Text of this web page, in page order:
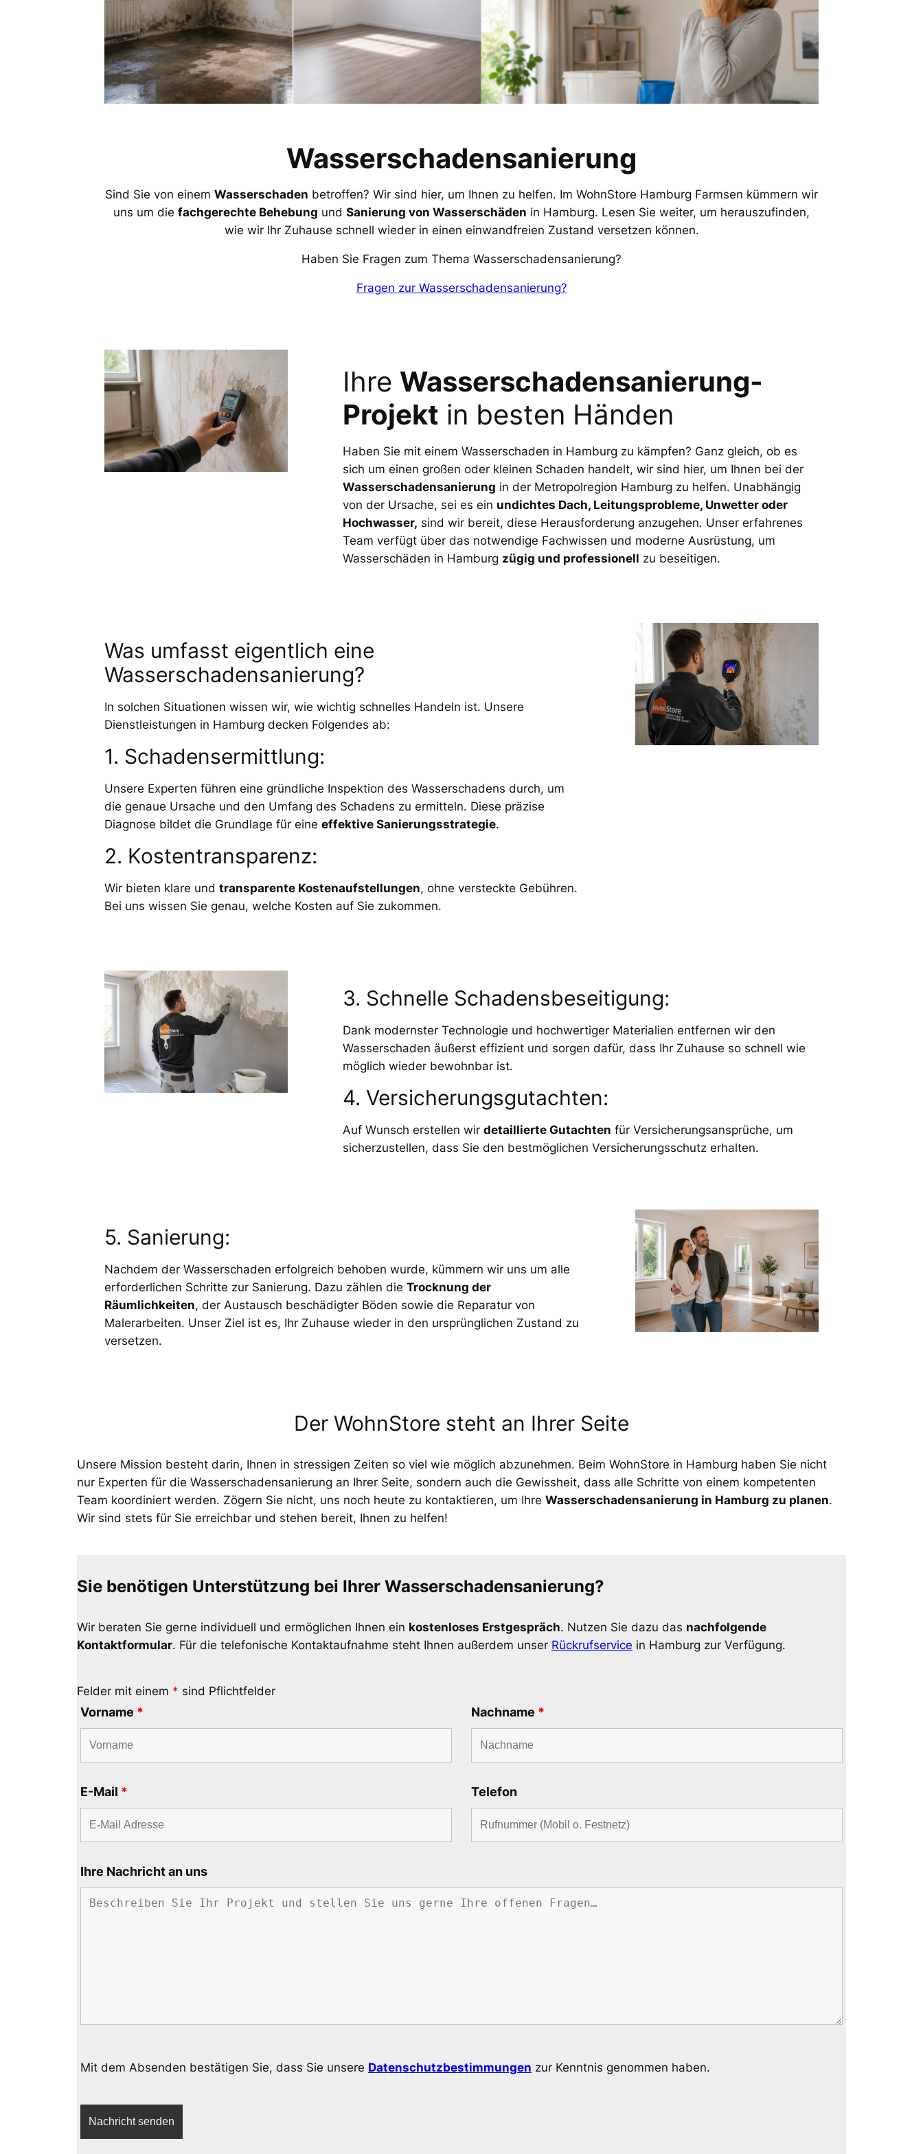
Wasserschadensanierung
Sind Sie von einem Wasserschaden betroffen? Wir sind hier, um Ihnen zu helfen. Im WohnStore Hamburg Farmsen kümmern wir
uns um die fachgerechte Behebung und Sanierung von Wasserschäden in Hamburg. Lesen Sie weiter, um herauszufinden,
wie wir Ihr Zuhause schnell wieder in einen einwandfreien Zustand versetzen können.
Haben Sie Fragen zum Thema Wasserschadensanierung?
Fragen zur Wasserschadensanierung?
Ihre Wasserschadensanierung-
Projekt in besten Händen
Haben Sie mit einem Wasserschaden in Hamburg zu kämpfen? Ganz gleich, ob es
sich um einen großen oder kleinen Schaden handelt, wir sind hier, um Ihnen bei der
Wasserschadensanierung in der Metropolregion Hamburg zu helfen. Unabhängig
von der Ursache, sei es ein undichtes Dach, Leitungsprobleme, Unwetter oder
Hochwasser, sind wir bereit, diese Herausforderung anzugehen. Unser erfahrenes
Team verfügt über das notwendige Fachwissen und moderne Ausrüstung, um
Wasserschäden in Hamburg zügig und professionell zu beseitigen.
Was umfasst eigentlich eine
Wasserschadensanierung?
In solchen Situationen wissen wir, wie wichtig schnelles Handeln ist. Unsere
Dienstleistungen in Hamburg decken Folgendes ab:
1. Schadensermittlung:
Unsere Experten führen eine gründliche Inspektion des Wasserschadens durch, um
die genaue Ursache und den Umfang des Schadens zu ermitteln. Diese präzise
Diagnose bildet die Grundlage für eine effektive Sanierungsstrategie.
2. Kostentransparenz:
Wir bieten klare und transparente Kostenaufstellungen, ohne versteckte Gebühren.
Bei uns wissen Sie genau, welche Kosten auf Sie zukommen.
3. Schnelle Schadensbeseitigung:
Dank modernster Technologie und hochwertiger Materialien entfernen wir den
Wasserschaden äußerst effizient und sorgen dafür, dass Ihr Zuhause so schnell wie
möglich wieder bewohnbar ist.
4. Versicherungsgutachten:
Auf Wunsch erstellen wir detaillierte Gutachten für Versicherungsansprüche, um
sicherzustellen, dass Sie den bestmöglichen Versicherungsschutz erhalten.
5. Sanierung:
Nachdem der Wasserschaden erfolgreich behoben wurde, kümmern wir uns um alle
erforderlichen Schritte zur Sanierung. Dazu zählen die Trocknung der
Räumlichkeiten, der Austausch beschädigter Böden sowie die Reparatur von
Malerarbeiten. Unser Ziel ist es, Ihr Zuhause wieder in den ursprünglichen Zustand zu
versetzen.
Der WohnStore steht an Ihrer Seite
Unsere Mission besteht darin, Ihnen in stressigen Zeiten so viel wie möglich abzunehmen. Beim WohnStore in Hamburg haben Sie nicht
nur Experten für die Wasserschadensanierung an Ihrer Seite, sondern auch die Gewissheit, dass alle Schritte von einem kompetenten
Team koordiniert werden. Zögern Sie nicht, uns noch heute zu kontaktieren, um Ihre Wasserschadensanierung in Hamburg zu planen.
Wir sind stets für Sie erreichbar und stehen bereit, Ihnen zu helfen!
Sie benötigen Unterstützung bei Ihrer Wasserschadensanierung?
Wir beraten Sie gerne individuell und ermöglichen Ihnen ein kostenloses Erstgespräch. Nutzen Sie dazu das nachfolgende
Kontaktformular. Für die telefonische Kontaktaufnahme steht Ihnen außerdem unser Rückrufservice in Hamburg zur Verfügung.
Felder mit einem * sind Pflichtfelder
Vorname * Nachname *
E-Mail * Telefon
Ihre Nachricht an uns
Mit dem Absenden bestätigen Sie, dass Sie unsere Datenschutzbestimmungen zur Kenntnis genommen haben.